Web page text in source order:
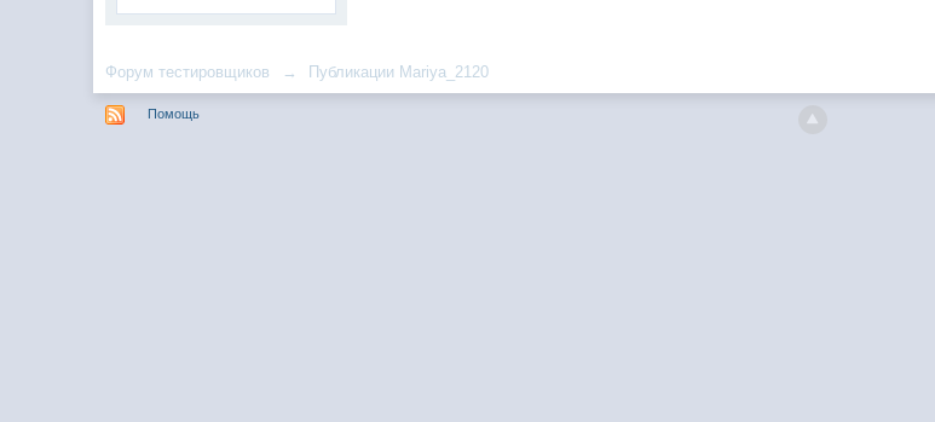
Форум тестировщиков → Публикации Mariya_2120
Помощь